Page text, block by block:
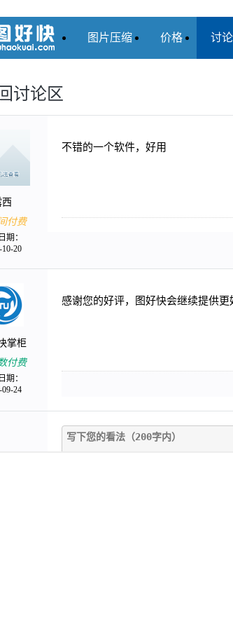
图片压缩 价格 讨
讨论区
西
付费
期：
10-20
不错的一个软件，好用
掌柜
付费
期：
09-24
感谢您的好评，图好快会继续提供更